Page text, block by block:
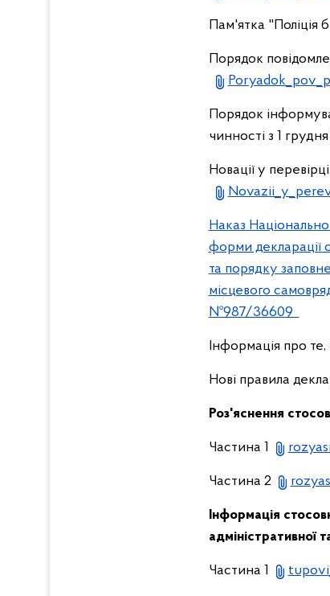
Пам'ятка "Поліція
Порядок
Порядок
чинності з 1
Новації у
Наказ
форми декларації
та порядку
місцевого
№987/36609
Інформація про
Нові правила
Роз'яснення
Частина 1
Частина 2
Інформація
адміністративної
Частина 1